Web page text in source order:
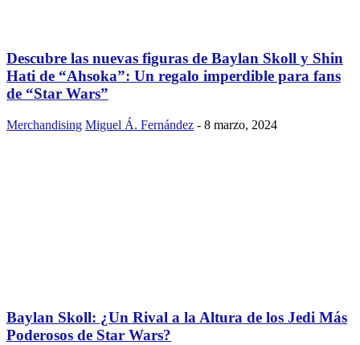
Descubre las nuevas figuras de Baylan Skoll y Shin
Hati de “Ahsoka”: Un regalo imperdible para fans
de “Star Wars”
Merchandising Miguel Á. Fernández - 8 marzo, 2024
Baylan Skoll: ¿Un Rival a la Altura de los Jedi Más
Poderosos de Star Wars?